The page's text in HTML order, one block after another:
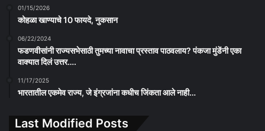
01/15/2026
कोहळा खाण्याचे 10 फायदे, नुकसान
06/22/2024
फडणवीसांनी राज्यसभेसाठी तुमच्या नावाचा प्रस्ताव पाठवलाय? पंकजा मुंडेंनी एका
वाक्यात दिलं उत्तर….
11/17/2025
भारतातील एकमेव राज्य, जे इंग्रजांना कधीच जिंकता आले नाही…
Last Modified Posts